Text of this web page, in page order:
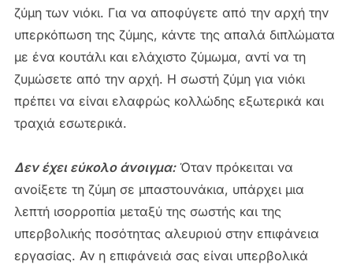
ζύμη των νιόκι. Για να αποφύγετε από την αρχή την
υπερκόπωση της ζύμης, κάντε της απαλά διπλώματα
με ένα κουτάλι και ελάχιστο ζύμωμα, αντί να τη
ζυμώσετε από την αρχή. Η σωστή ζύμη για νιόκι
πρέπει να είναι ελαφρώς κολλώδης εξωτερικά και
τραχιά εσωτερικά.
Δεν έχει εύκολο άνοιγμα:Όταν πρόκειται να
ανοίξετε τη ζύμη σε μπαστουνάκια, υπάρχει μια
λεπτή ισορροπία μεταξύ της σωστής και της
υπερβολικής ποσότητας αλευριού στην επιφάνεια
εργασίας. Αν η επιφάνειά σας είναι υπερβολικά